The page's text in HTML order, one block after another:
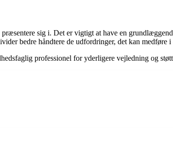
sig i. Det er vigtigt at have en
bedre håndtere de udfordringer, det kan medføre i
professionel for yderligere vejledning og